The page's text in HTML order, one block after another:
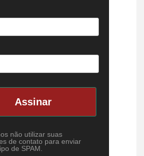
Assinar
não utilizar suas
de contato para enviar
de SPAM.